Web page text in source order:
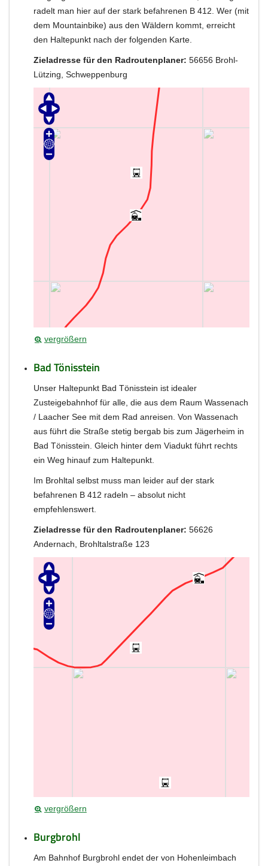
radelt man hier auf der stark befahrenen B 412. Wer (mit
dem Mountainbike) aus den Wäldern kommt, erreicht
den Haltepunkt nach der folgenden Karte.
Zieladresse für den Radroutenplaner: 56656 Brohl-
Lützing, Schweppenburg
vergrößern
Bad Tönisstein
Unser Haltepunkt Bad Tönisstein ist idealer
Zusteigebahnhof für alle, die aus dem Raum Wassenach
/ Laacher See mit dem Rad anreisen. Von Wassenach
aus führt die Straße stetig bergab bis zum Jägerheim in
Bad Tönisstein. Gleich hinter dem Viadukt führt rechts
ein Weg hinauf zum Haltepunkt.
Im Brohltal selbst muss man leider auf der stark
befahrenen B 412 radeln – absolut nicht
empfehlenswert.
Zieladresse für den Radroutenplaner: 56626
Andernach, Brohltalstraße 123
vergrößern
Burgbrohl
Am Bahnhof Burgbrohl endet der von Hohenleimbach